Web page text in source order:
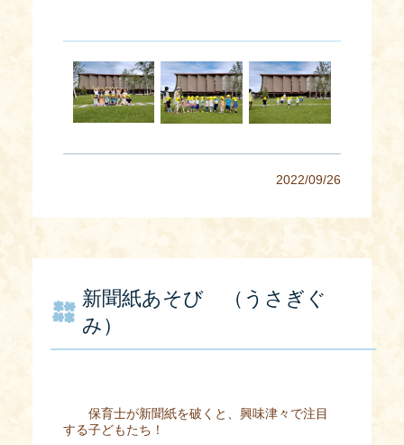
2022/09/26
新聞紙あそび （うさぎぐ
み）
保育士が新聞紙を破くと、興味津々で注目
する子どもたち！